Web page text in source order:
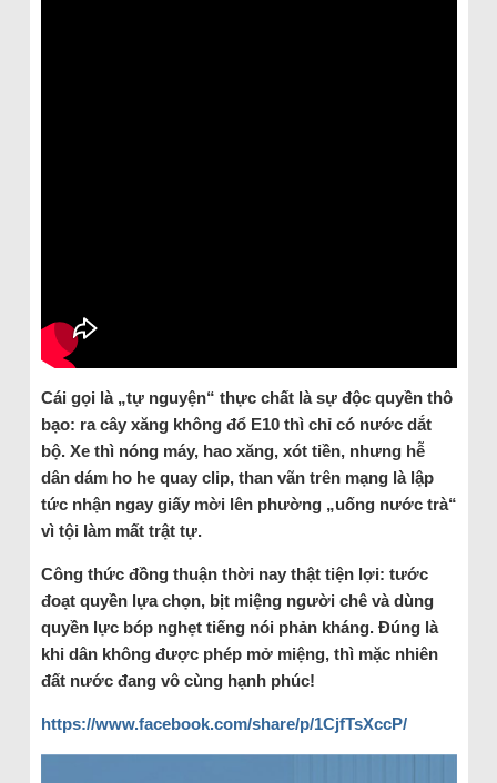
Cái gọi là „tự nguyện“ thực chất là sự độc quyền thô
bạo: ra cây xăng không đổ E10 thì chỉ có nước dắt
bộ. Xe thì nóng máy, hao xăng, xót tiền, nhưng hễ
dân dám ho he quay clip, than vãn trên mạng là lập
tức nhận ngay giấy mời lên phường „uống nước trà“
vì tội làm mất trật tự.
Công thức đồng thuận thời nay thật tiện lợi: tước
đoạt quyền lựa chọn, bịt miệng người chê và dùng
quyền lực bóp nghẹt tiếng nói phản kháng. Đúng là
khi dân không được phép mở miệng, thì mặc nhiên
đất nước đang vô cùng hạnh phúc!
https://www.facebook.com/share/p/1CjfTsXccP/